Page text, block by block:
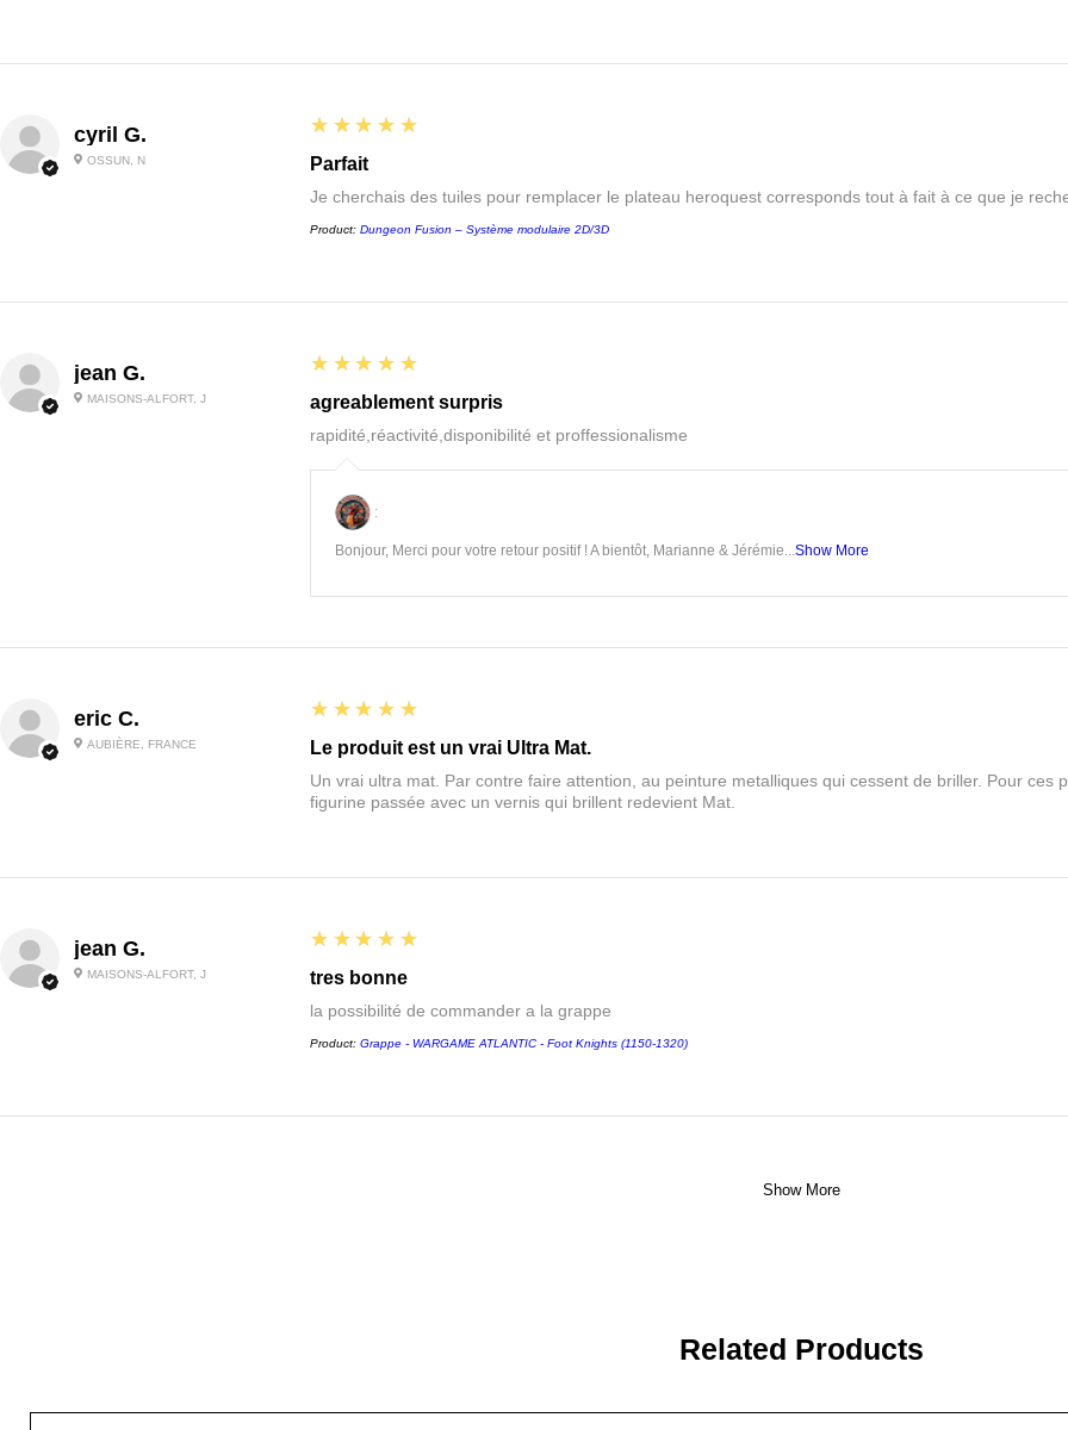
cyril G.
OSSUN, N
5
★★★★★
Parfait
Je cherchais des tuiles pour remplacer le plateau heroquest corresponds tout à fait à ce que je
Product: Dungeon Fusion – Système modulaire 2D/3D
jean G.
MAISONS-ALFORT, J
5
★★★★★
agreablement surpris
rapidité,réactivité,disponibilité et proffessionalisme
:
Bonjour, Merci pour votre retour positif ! A bientôt, Marianne & Jérémie...Show More
eric C.
AUBIÈRE, FRANCE
5
★★★★★
Le produit est un vrai Ultra Mat.
Un vrai ultra mat. Par contre faire attention, au peinture metalliques qui cessent de briller. Pour
figurine passée avec un vernis qui brillent redevient Mat.
jean G.
MAISONS-ALFORT, J
5
★★★★★
tres bonne
la possibilité de commander a la grappe
Product: Grappe - WARGAME ATLANTIC - Foot Knights (1150-1320)
Show More
Related Products